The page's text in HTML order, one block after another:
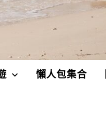
懶人包集合